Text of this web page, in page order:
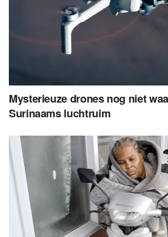
Mysterieuze drones nog niet
Surinaams luchtruim